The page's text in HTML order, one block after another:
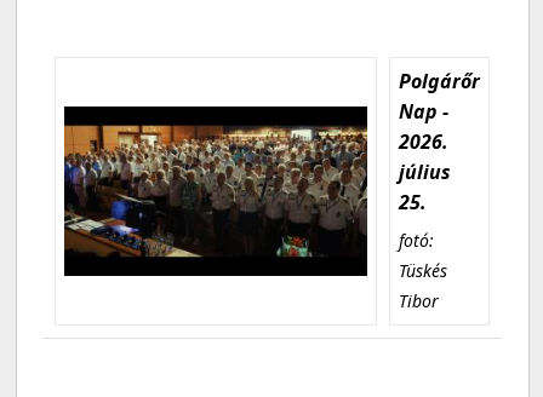
Polgárőr
Nap -
2026.
július
25.
fotó:
Tüskés
Tibor